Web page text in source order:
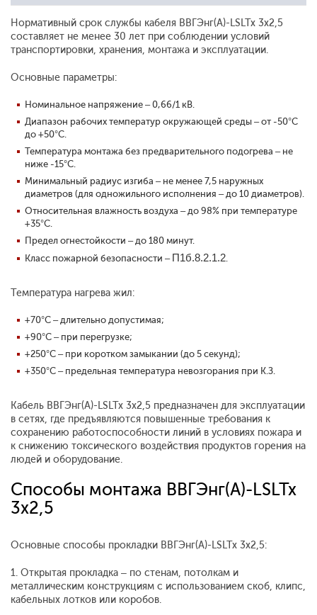
Нормативный срок службы кабеля ВВГЭнг(А)-LSLTx 3x2,5
составляет не менее 30 лет при соблюдении условий
транспортировки, хранения, монтажа и эксплуатации.
Основные параметры:
Номинальное напряжение – 0,66/1 кВ.
Диапазон рабочих температур окружающей среды – от -50°С
до +50°С.
Температура монтажа без предварительного подогрева – не
ниже -15°С.
Минимальный радиус изгиба – не менее 7,5 наружных
диаметров (для одножильного исполнения – до 10 диаметров).
Относительная влажность воздуха – до 98% при температуре
+35°С.
Предел огнестойкости – до 180 минут.
Класс пожарной безопасности – П1б.8.2.1.2.
Температура нагрева жил:
+70°С – длительно допустимая;
+90°С – при перегрузке;
+250°С – при коротком замыкании (до 5 секунд);
+350°С – предельная температура невозгорания при К.З.
Кабель ВВГЭнг(А)-LSLTx 3x2,5 предназначен для эксплуатации
в сетях, где предъявляются повышенные требования к
сохранению работоспособности линий в условиях пожара и
к снижению токсического воздействия продуктов горения на
людей и оборудование.
Способы монтажа ВВГЭнг(А)-LSLTx
3x2,5
Основные способы прокладки ВВГЭнг(А)-LSLTx 3x2,5:
1. Открытая прокладка – по стенам, потолкам и
металлическим конструкциям с использованием скоб, клипс,
кабельных лотков или коробов.